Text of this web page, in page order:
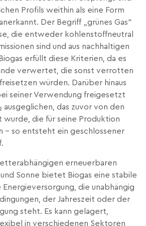
Profils weithin als eine Form
Der Begriff „grünes Gas“
die entweder kohlenstoffneutral
sind und aus nachhaltigen
erfüllt diese Kriterien, da es
verwertet, die sonst verrotten
würden. Darüber hinaus
seiner Verwendung freigesetzt
ausgeglichen, das zuvor von den
wurde, die für seine Produktion
so entsteht ein geschlossener
erneuerbaren
Sonne bietet Biogas eine stabile
die unabhängig
der Jahreszeit oder der
steht. Es kann gelagert,
in verschiedenen Sektoren